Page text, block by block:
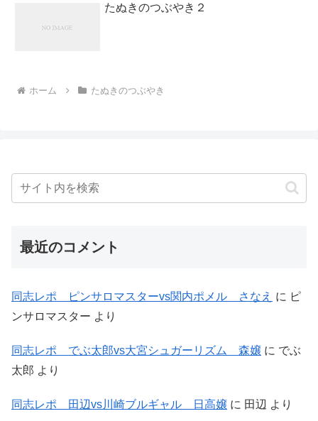
たぬきのつぶやき２
ホーム たぬきのつぶやき
最近のコメント
同志レポ ピンサロマスターvs関内ポメル さなえ に ピ
ンサロマスター より
同志レポ でぶ太郎vs大宮シュガーリズム 森嬢 に でぶ
太郎 より
同志レポ 田辺vs川崎ブルギャル 日高嬢 に 田辺 より